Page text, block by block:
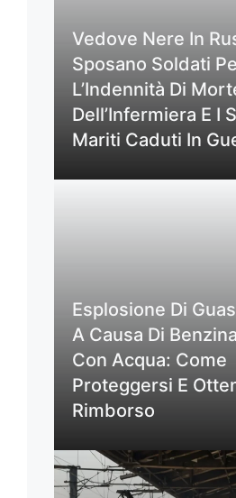
Vedove Nere In
Sposano Soldati
L’Indennità Di
Dell’Infermiera E I
Mariti Caduti In
Esplosione Di
A Causa Di
Con Acqua: Come
Proteggersi E
Rimborso